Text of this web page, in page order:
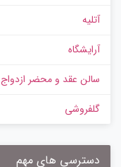
آتلیه
آرایشگاه
سالن عقد و محضر ازدواج
گلفروشی
دسترسی های مهم